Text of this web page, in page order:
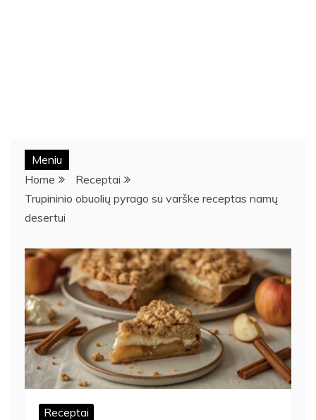
Meniu
Home
Receptai
Trupininio obuolių pyrago su varške receptas namų
desertui
Receptai